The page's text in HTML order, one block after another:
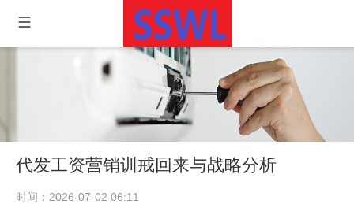
代发工资营销训戒回来与战略分析
时间：2026-07-02 06:11